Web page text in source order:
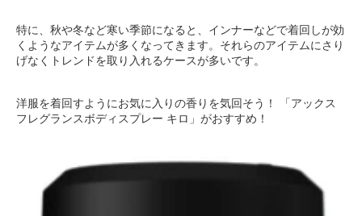
特に、秋や冬など寒い季節になると、インナーなどで着回しが効
くようなアイテムが多くなってきます。それらのアイテムにさり
げなくトレンドを取り入れるケースが多いです。
洋服を着回すようにお気に入りの香りを気回そう！ 「アックス
フレグランスボディスプレー キロ」がおすすめ！